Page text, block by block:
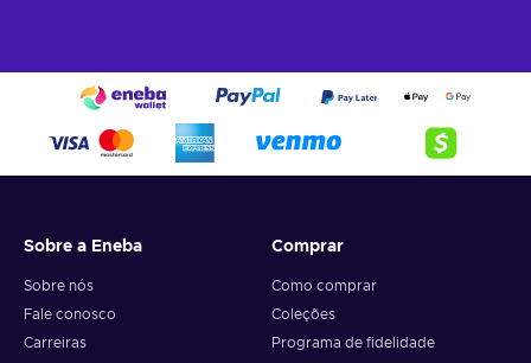
Sobre a Eneba
Sobre nós
Fale conosco
Carreiras
Comprar
Como comprar
Coleções
Programa de fidelidade